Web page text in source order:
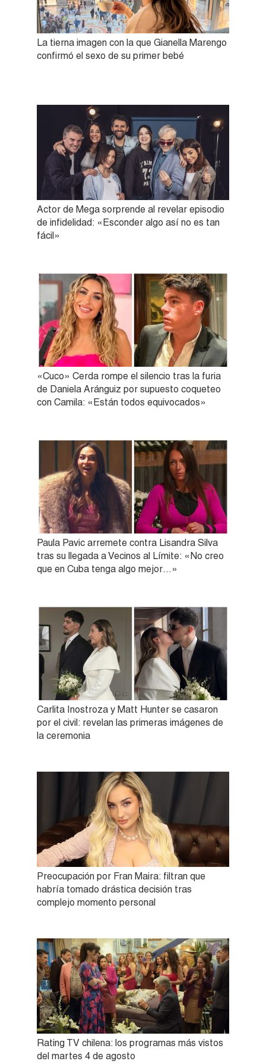
La tierna imagen con la que Gianella Marengo
confirmó el sexo de su primer bebé
Actor de Mega sorprende al revelar episodio
de infidelidad: «Esconder algo así no es tan
fácil»
«Cuco» Cerda rompe el silencio tras la furia
de Daniela Aránguiz por supuesto coqueteo
con Camila: «Están todos equivocados»
Paula Pavic arremete contra Lisandra Silva
tras su llegada a Vecinos al Límite: «No creo
que en Cuba tenga algo mejor…»
Carlita Inostroza y Matt Hunter se casaron
por el civil: revelan las primeras imágenes de
la ceremonia
Preocupación por Fran Maira: filtran que
habría tomado drástica decisión tras
complejo momento personal
Rating TV chilena: los programas más vistos
del martes 4 de agosto